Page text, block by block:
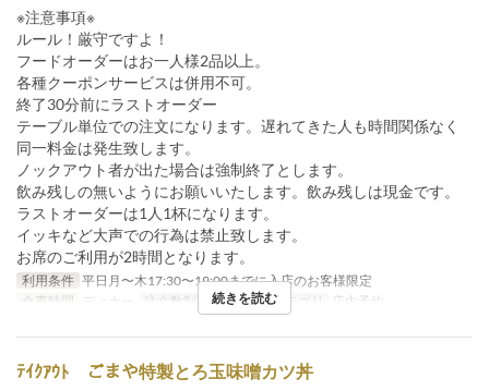
※注意事項※
ルール！厳守ですよ！
フードオーダーはお一人様2品以上。
各種クーポンサービスは併用不可。
終了30分前にラストオーダー
テーブル単位での注文になります。遅れてきた人も時間関係なく
同一料金は発生致します。
ノックアウト者が出た場合は強制終了とします。
飲み残しの無いようにお願いいたします。飲み残しは現金です。
ラストオーダーは1人1杯になります。
イッキなど大声での行為は禁止致します。
お席のご利用が2時間となります。
利用条件 平日月〜木17:30〜19:00までに入店のお客様限定
食事時間
ディナー 注文数制限 2 ~ 席のカテゴリ 店内予約
続きを読む
ﾃｲｸｱｳﾄ ごまや特製とろ玉味噌カツ丼